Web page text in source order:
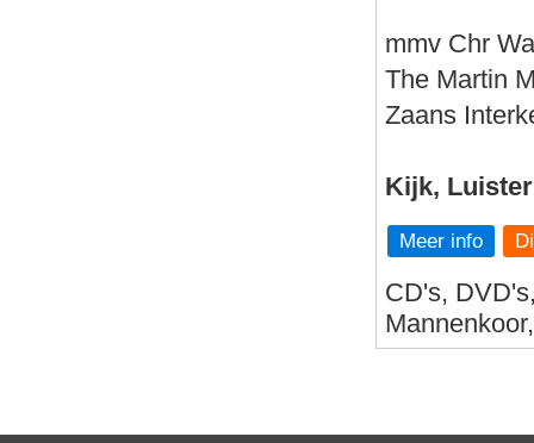
mmv Chr
The Martin
Zaans
Kijk,
Meer info
CD's,